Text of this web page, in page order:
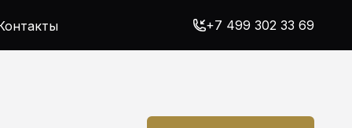
+7 499 302 33 69